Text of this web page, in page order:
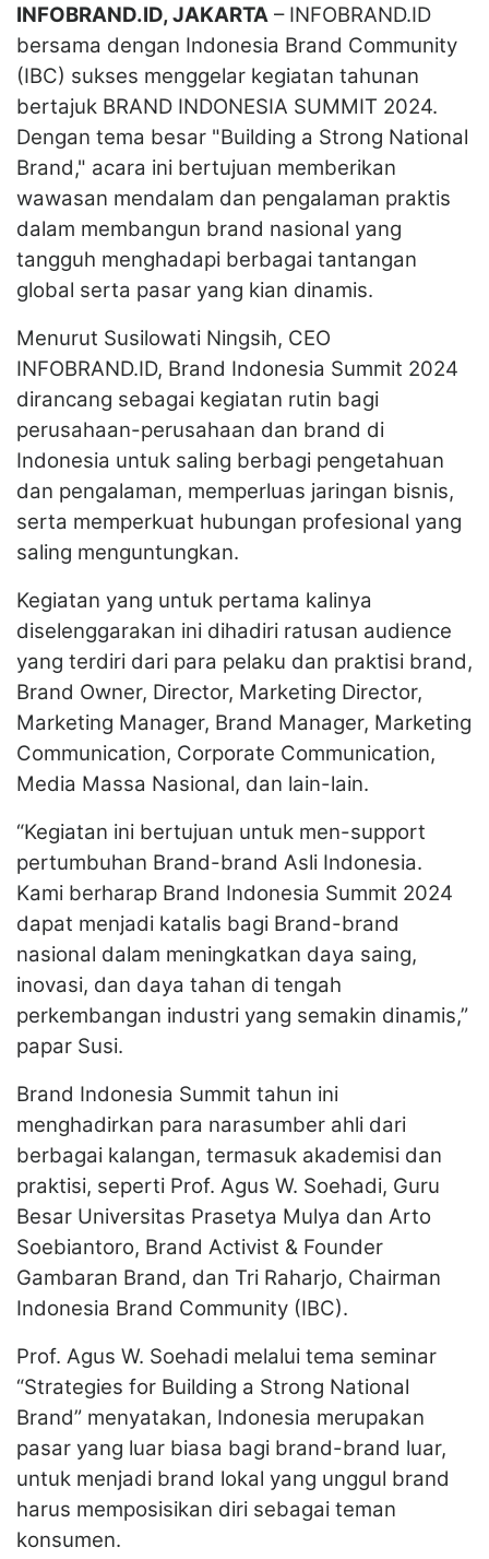
INFOBRAND.ID, JAKARTA – INFOBRAND.ID
bersama dengan Indonesia Brand Community
(IBC) sukses menggelar kegiatan tahunan
bertajuk BRAND INDONESIA SUMMIT 2024.
Dengan tema besar "Building a Strong National
Brand," acara ini bertujuan memberikan
wawasan mendalam dan pengalaman praktis
dalam membangun brand nasional yang
tangguh menghadapi berbagai tantangan
global serta pasar yang kian dinamis.
Menurut Susilowati Ningsih, CEO
INFOBRAND.ID, Brand Indonesia Summit 2024
dirancang sebagai kegiatan rutin bagi
perusahaan-perusahaan dan brand di
Indonesia untuk saling berbagi pengetahuan
dan pengalaman, memperluas jaringan bisnis,
serta memperkuat hubungan profesional yang
saling menguntungkan.
Kegiatan yang untuk pertama kalinya
diselenggarakan ini dihadiri ratusan audience
yang terdiri dari para pelaku dan praktisi brand,
Brand Owner, Director, Marketing Director,
Marketing Manager, Brand Manager, Marketing
Communication, Corporate Communication,
Media Massa Nasional, dan lain-lain.
“Kegiatan ini bertujuan untuk men-support
pertumbuhan Brand-brand Asli Indonesia.
Kami berharap Brand Indonesia Summit 2024
dapat menjadi katalis bagi Brand-brand
nasional dalam meningkatkan daya saing,
inovasi, dan daya tahan di tengah
perkembangan industri yang semakin dinamis,”
papar Susi.
Brand Indonesia Summit tahun ini
menghadirkan para narasumber ahli dari
berbagai kalangan, termasuk akademisi dan
praktisi, seperti Prof. Agus W. Soehadi, Guru
Besar Universitas Prasetya Mulya dan Arto
Soebiantoro, Brand Activist & Founder
Gambaran Brand, dan Tri Raharjo, Chairman
Indonesia Brand Community (IBC).
Prof. Agus W. Soehadi melalui tema seminar
“Strategies for Building a Strong National
Brand” menyatakan, Indonesia merupakan
pasar yang luar biasa bagi brand-brand luar,
untuk menjadi brand lokal yang unggul brand
harus memposisikan diri sebagai teman
konsumen.